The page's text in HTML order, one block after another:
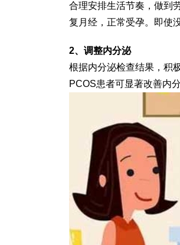
合理安排生活节奏，做到
复月经，正常受孕。即使
2、调整内分泌
根据内分泌检查结果，积
PCOS患者可显著改善内